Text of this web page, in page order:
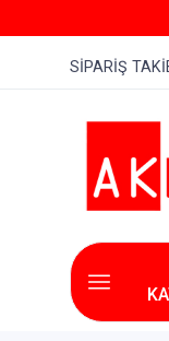
SİPARİŞ